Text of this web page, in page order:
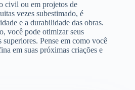
civil ou em projetos de
vezes subestimado, é
e a durabilidade das obras.
você pode otimizar seus
Pense em como você
em suas próximas criações e